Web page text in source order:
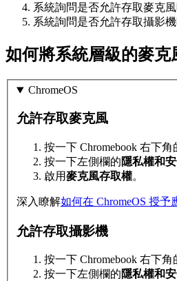
系統詢問是否允許存取麥克
系統詢問是否允許存取攝影
如何將系統層級的麥
ChromeOS
允許存取麥克風
按一下 Chromebook 右下角
按一下左側欄的隱私權和
啟用麥克風存取權。
深入瞭解如何在 ChromeOS 授
允許存取攝影機
按一下 Chromebook 右下角
按一下左側欄的隱私權和